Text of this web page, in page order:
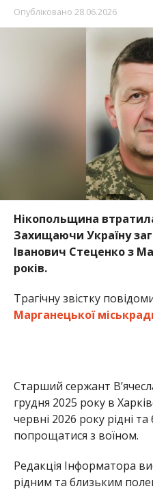
Опубліковано 28.06.2026
Нікопольщина
Захищаючи Україну
Іванович Стеценко з
років.
Трагічну звістку
Марганецької
Старший сержант
грудня 2025 року в
червні 2026 року рідні
попрощатися з воїном.
Редакція Інформатора
рідним та близьким